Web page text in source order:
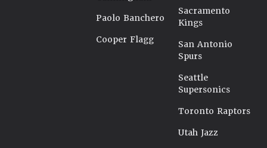
Paolo Banchero
Cooper Flagg
Sacramento
Kings
San Antonio
Spurs
Seattle
Supersonics
Toronto Raptors
Utah Jazz